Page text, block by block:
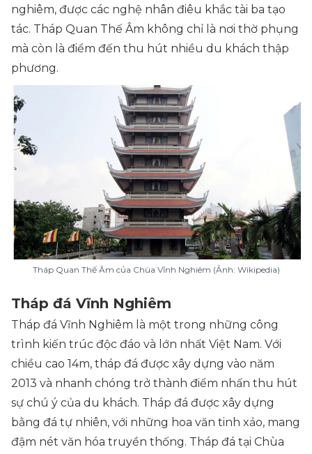
nghiêm, được các nghệ nhân điêu khắc tài ba tạo
tác. Tháp Quan Thế Âm không chỉ là nơi thờ phụng
mà còn là điểm đến thu hút nhiều du khách thập
phương.
Tháp Quan Thế Âm của Chùa Vĩnh Nghiêm (Ảnh: Wikipedia)
Tháp đá Vĩnh Nghiêm
Tháp đá Vĩnh Nghiêm là một trong những công
trình kiến trúc độc đáo và lớn nhất Việt Nam. Với
chiều cao 14m, tháp đá được xây dựng vào năm
2013 và nhanh chóng trở thành điểm nhấn thu hút
sự chú ý của du khách. Tháp đá được xây dựng
bằng đá tự nhiên, với những hoa văn tinh xảo, mang
đậm nét văn hóa truyền thống. Tháp đá tại Chùa